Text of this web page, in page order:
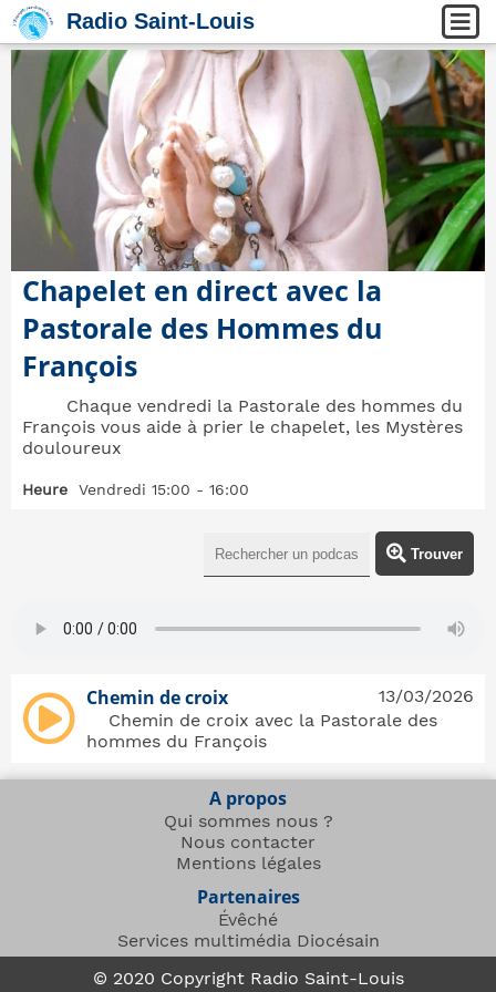
Radio Saint-Louis
Chapelet en direct avec la
Pastorale des Hommes du
François
Chaque vendredi la Pastorale des hommes du
François vous aide à prier le chapelet, les Mystères
douloureux
Heure Vendredi 15:00 - 16:00
Trouver
Chemin de croix
Chemin de croix avec la Pastorale des
hommes du François
13/03/2026
A propos
Qui sommes nous ?
Nous contacter
Mentions légales
Partenaires
Évêché
Services multimédia Diocésain
© 2020 Copyright Radio Saint-Louis